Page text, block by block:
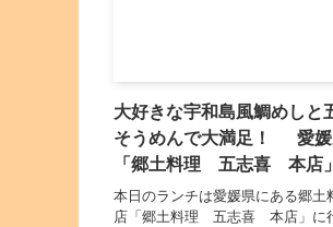
大好きな宇和島風鯛めしと
そうめんで大満足！ 愛
「郷土料理 五志喜 本店」
本日のランチは愛媛県にある郷土
店「郷土料理 五志喜 本店」に